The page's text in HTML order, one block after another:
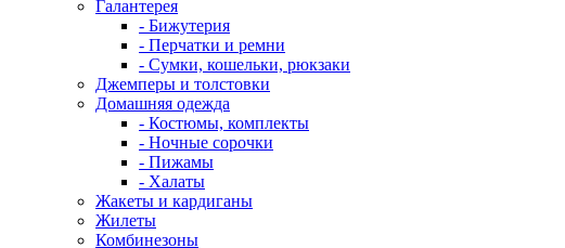
Галантерея
- Бижутерия
- Перчатки и ремни
- Сумки, кошельки, рюкзаки
Джемперы и толстовки
Домашняя одежда
- Костюмы, комплекты
- Ночные сорочки
- Пижамы
- Халаты
Жакеты и кардиганы
Жилеты
Комбинезоны